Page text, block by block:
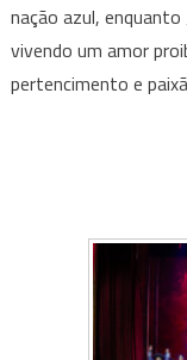
nação azul,
vivendo um amor
pertencimento e